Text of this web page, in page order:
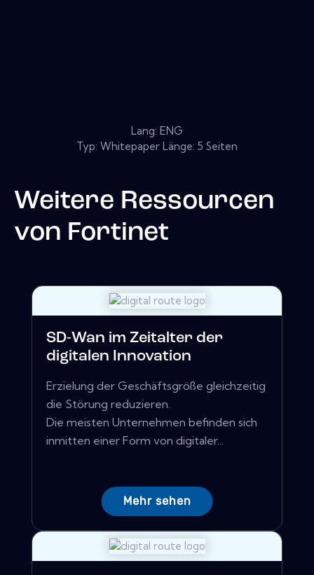
Lang: ENG
Typ: Whitepaper Länge: 5 Seiten
Weitere Ressourcen
von Fortinet
SD-Wan im Zeitalter der
digitalen Innovation
Erzielung der Geschäftsgröße gleichzeitig
die Störung reduzieren.
Die meisten Unternehmen befinden sich
inmitten einer Form von digitaler...
Mehr sehen